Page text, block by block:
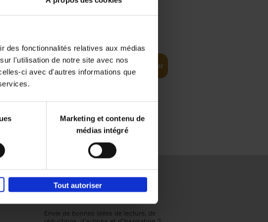
des fonctionnalités relatives aux médias
l'utilisation de notre site avec nos
ci avec d'autres informations que
Marketing et contenu de
médias intégré
Tout autoriser
Ajouter au panier
Envie de bonnes idées de lecture, de